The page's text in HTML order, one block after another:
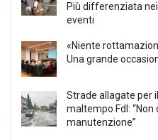
Più differenziata
eventi
«Niente
Una grande
Strade allagate per il
maltempo FdI: “Non
manutenzione”